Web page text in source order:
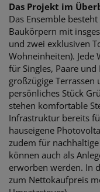
Das Projekt im
Das Ensemble
Baukörpern mit
und zwei exklusiven
Wohneinheiten). Jede
für Singles, Paare
großzügige Terrassen
persönliches Stück
stehen komfortable
Infrastruktur bereits
hauseigene
zudem für
können auch als
erworben werden. In
zum Nettokaufpreis